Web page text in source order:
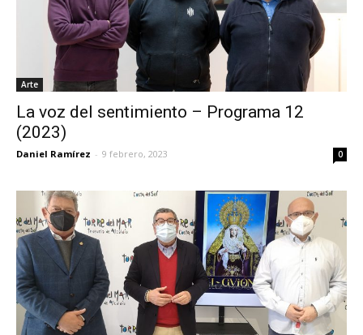
Arte
La voz del sentimiento – Programa 12
(2023)
Daniel Ramírez - 9 febrero, 2023 0